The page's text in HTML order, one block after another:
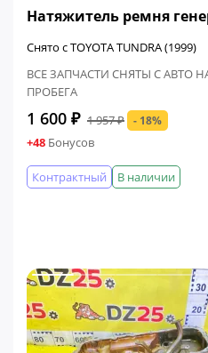
Натяжитель ремня
Снято с TOYOTA TUNDRA (1999)
ВСЕ ЗАПЧАСТИ СНЯТЫ С АВТО
ПРОБЕГА
1 600 ₽ 1 957 ₽ - 18%
+48 Бонусов
В наличии
Контрактный